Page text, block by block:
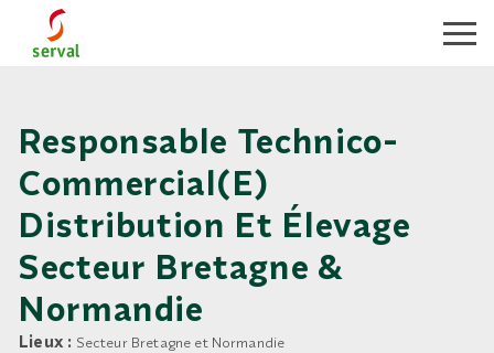
Toggle
Responsable Technico-
Commercial(e)
Distribution Et Élevage
Secteur Bretagne &
Normandie
Lieux : Secteur Bretagne et Normandie